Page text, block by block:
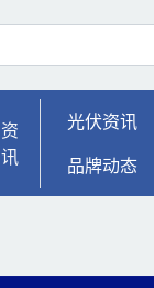
资
讯
光伏资讯
品牌动态